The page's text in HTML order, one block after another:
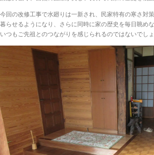
今回の改修工事で水廻りは一新され、民家特有の寒さ対
暮らせるようになり、さらに同時に家の歴史を毎日眺め
いつもご先祖とのつながりを感じられるのではないでしょ